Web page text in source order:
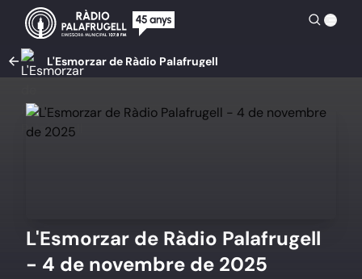
L'Esmorzar de Ràdio Palafrugell
L'Esmorzar de Ràdio Palafrugell
- 4 de novembre de 2025